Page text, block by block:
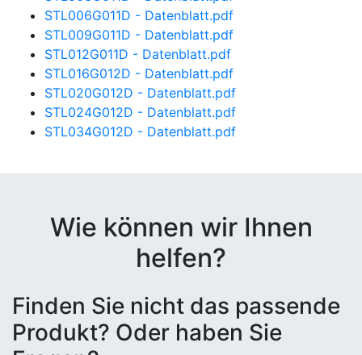
STL006G011D - Datenblatt.pdf
STL009G011D - Datenblatt.pdf
STL012G011D - Datenblatt.pdf
STL016G012D - Datenblatt.pdf
STL020G012D - Datenblatt.pdf
STL024G012D - Datenblatt.pdf
STL034G012D - Datenblatt.pdf
Wie können wir Ihnen
helfen?
Finden Sie nicht das passende
Produkt? Oder haben Sie